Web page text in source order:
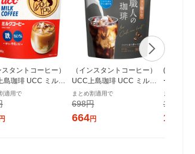
スタントコーヒー）
島珈琲 UCC ミルク
ー 1袋（180g）
適用で
円
（インスタントコーヒー）
UCC上島珈琲 UCC ミルク
と愉しむ職人の珈琲 インス
タントコーヒー 1袋（90g）
まとめ割適用で
698円
664円
(アスク
ーハイ
種アソー
入) 限定
まとめ割適
1,750円
1,663